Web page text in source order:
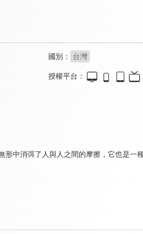
國別： 台灣
授權平台：
中消弭了人與人之間的摩擦，它也是一